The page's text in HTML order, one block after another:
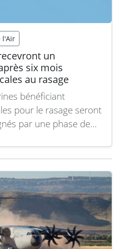
l'Air
un
six mois
au rasage
bénéficiant
pour le rasage seront
par une phase de
de présentation et
directive a été
Lire la suite